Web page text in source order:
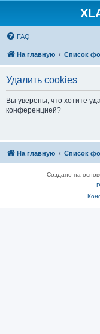
FAQ
На главную Список
Удалить cookies
Вы уверены, что хотите
конференцией?
На главную Список
Создано на